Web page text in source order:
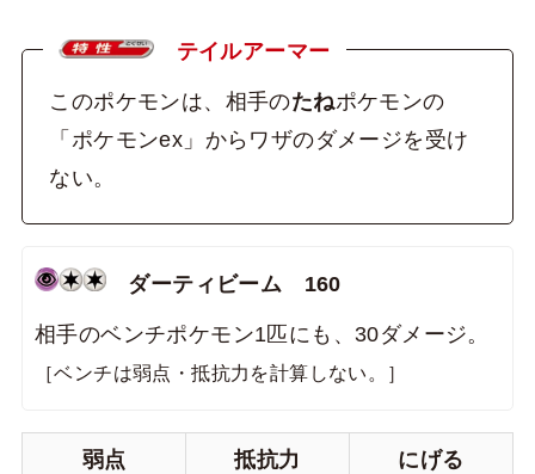
テイルアーマー
このポケモンは、相手のたねポケモンの
「ポケモンex」からワザのダメージを受け
ない。
ダーティビーム 160
相手のベンチポケモン1匹にも、30ダメージ。
［ベンチは弱点・抵抗力を計算しない。］
弱点 抵抗力 にげる